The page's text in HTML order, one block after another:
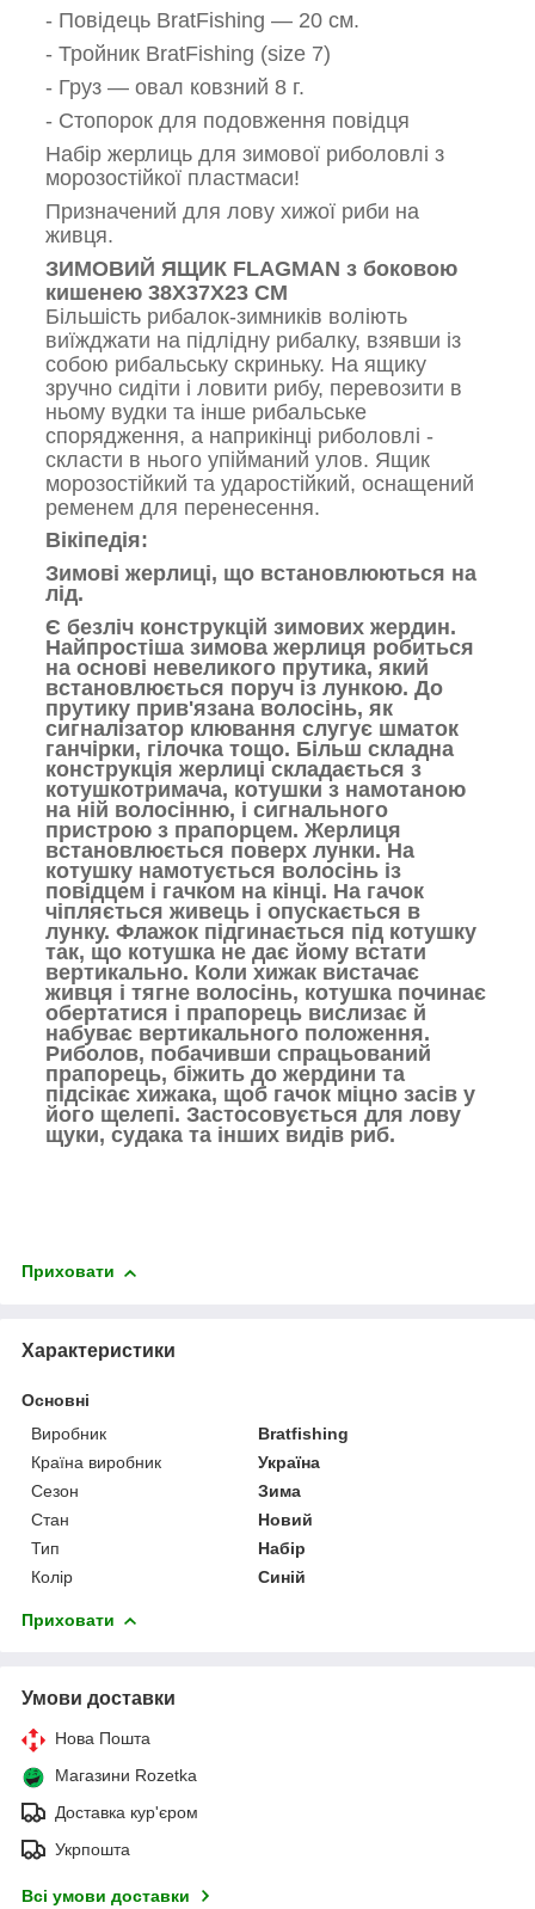
- Повідець BratFishing — 20 см.
- Тройник BratFishing (size 7)
- Груз — овал ковзний 8 г.
- Стопорок для подовження повідця
Набір жерлиць для зимової риболовлі з
морозостійкої пластмаси!
Призначений для лову хижої риби на
живця.
ЗИМОВИЙ ЯЩИК FLAGMAN з боковою
кишенею 38X37X23 СМ
Більшість рибалок-зимників воліють
виїжджати на підлідну рибалку, взявши із
собою рибальську скриньку. На ящику
зручно сидіти і ловити рибу, перевозити в
ньому вудки та інше рибальське
спорядження, а наприкінці риболовлі -
скласти в нього упійманий улов. Ящик
морозостійкий та ударостійкий, оснащений
ременем для перенесення.
Вікіпедія:
Зимові жерлиці, що встановлюються на
лід.
Є безліч конструкцій зимових жердин.
Найпростіша зимова жерлиця робиться
на основі невеликого прутика, який
встановлюється поруч із лункою. До
прутику прив'язана волосінь, як
сигналізатор клювання слугує шматок
ганчірки, гілочка тощо. Більш складна
конструкція жерлиці складається з
котушкотримача, котушки з намотаною
на ній волосінню, і сигнального
пристрою з прапорцем. Жерлиця
встановлюється поверх лунки. На
котушку намотується волосінь із
повідцем і гачком на кінці. На гачок
чіпляється живець і опускається в
лунку. Флажок підгинається під котушку
так, що котушка не дає йому встати
вертикально. Коли хижак вистачає
живця і тягне волосінь, котушка починає
обертатися і прапорець вислизає й
набуває вертикального положення.
Риболов, побачивши спрацьований
прапорець, біжить до жердини та
підсікає хижака, щоб гачок міцно засів у
його щелепі. Застосовується для лову
щуки, судака та інших видів риб.
Приховати
Характеристики
Основні
Виробник
Bratfishing
Країна виробник
Україна
Сезон
Зима
Стан
Новий
Тип
Набір
Колір
Синій
Приховати
Умови доставки
Нова Пошта
Магазини Rozetka
Доставка кур'єром
Укрпошта
Всі умови доставки